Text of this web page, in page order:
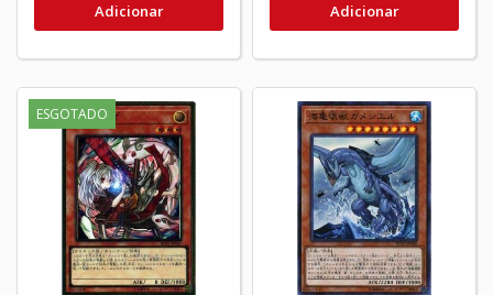
Adicionar Adicionar
ESGOTADO